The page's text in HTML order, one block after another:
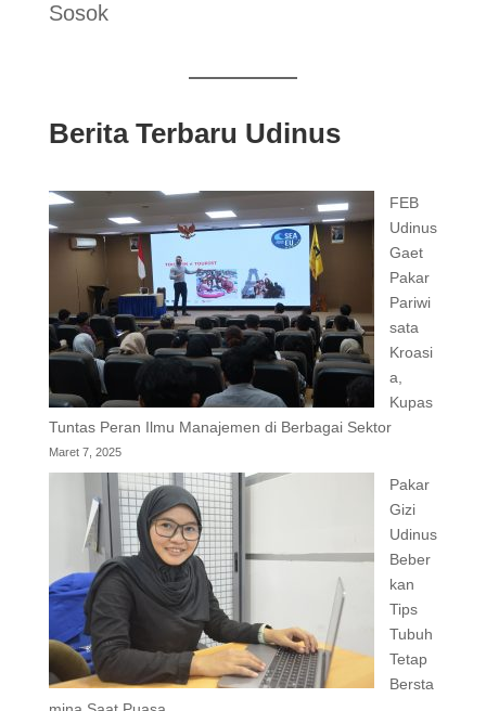
Sosok
Berita Terbaru Udinus
FEB
Udinus
Gaet
Pakar
Pariwi
sata
Kroasi
a,
Kupas
Tuntas Peran Ilmu Manajemen di Berbagai Sektor
Maret 7, 2025
Pakar
Gizi
Udinus
Beber
kan
Tips
Tubuh
Tetap
Bersta